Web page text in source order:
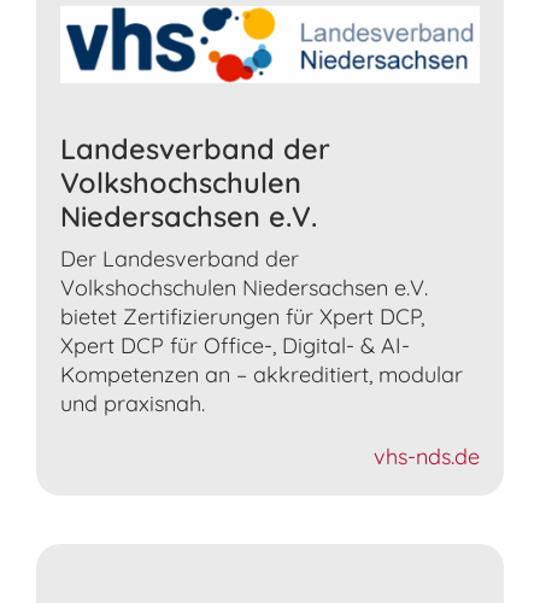
Landesverband der
Volkshochschulen
Niedersachsen e.V.
Der Landesverband der
Volkshochschulen Niedersachsen e.V.
bietet Zertifizierungen für Xpert DCP,
Xpert DCP für Office-, Digital- & AI-
Kompetenzen an – akkreditiert, modular
und praxisnah.
vhs-nds.de